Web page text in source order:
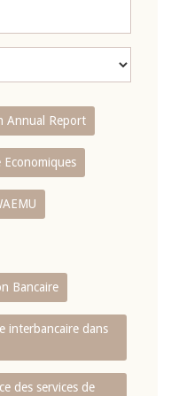
Annual Report
Economiques
Bancaire
interbancaire dans
des services de